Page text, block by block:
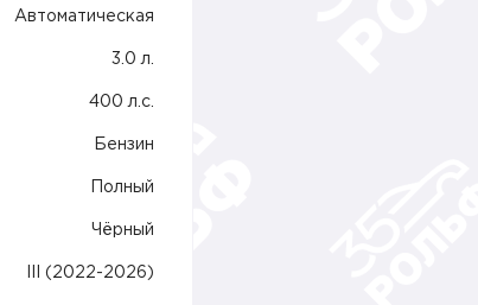
Автоматическая
3.0 л.
400 л.c.
Бензин
Полный
Чёрный
III (2022-2026)